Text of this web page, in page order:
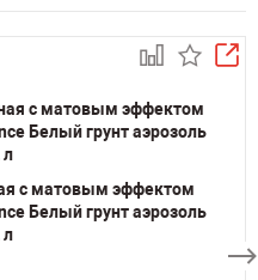
с матовым эффектом
Белый грунт аэрозоль
л